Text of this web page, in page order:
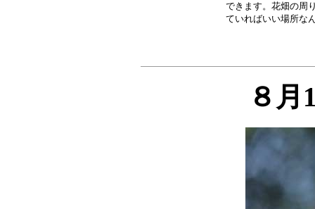
できます。花畑の周
８月